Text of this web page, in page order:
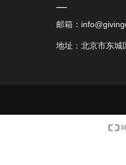
—
邮箱：
地址：北京市东城